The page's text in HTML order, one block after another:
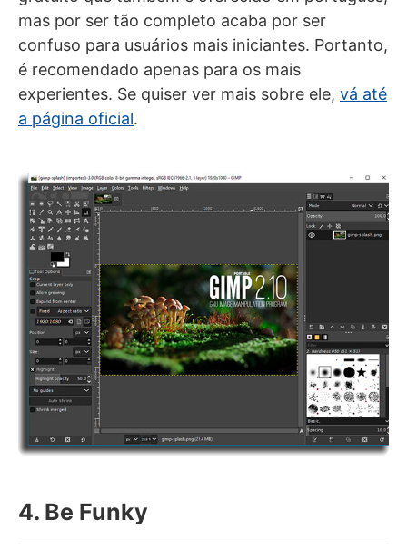
mas por ser tão completo acaba por ser
confuso para usuários mais iniciantes. Portanto,
é recomendado apenas para os mais
experientes. Se quiser ver mais sobre ele, vá até
a página oficial.
4. Be Funky